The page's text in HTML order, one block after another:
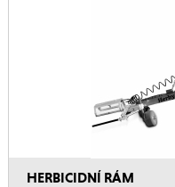
HERBICIDNÍ RÁM